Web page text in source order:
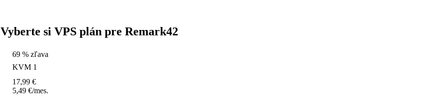
Vyberte si VPS plán pre Remark42
69 % zľava
KVM 1
17,99 €
5,49 €/mes.